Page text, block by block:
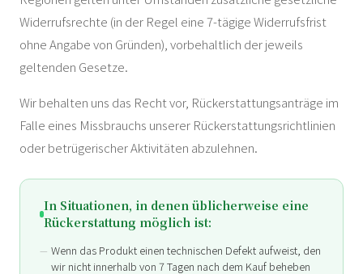
Widerrufsrechte (in der Regel eine 7-tägige Widerrufsfrist
ohne Angabe von Gründen), vorbehaltlich der jeweils
geltenden Gesetze.
Wir behalten uns das Recht vor, Rückerstattungsanträge im
Falle eines Missbrauchs unserer Rückerstattungsrichtlinien
oder betrügerischer Aktivitäten abzulehnen.
In Situationen, in denen üblicherweise eine
Rückerstattung möglich ist:
Wenn das Produkt einen technischen Defekt aufweist, den
wir nicht innerhalb von 7 Tagen nach dem Kauf beheben